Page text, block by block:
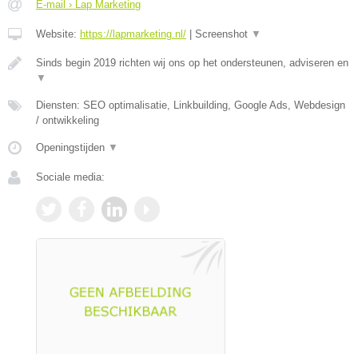
E-mail › Lap Marketing
Website: https://lapmarketing.nl/ Screenshot ▼
Sinds begin 2019 richten wij ons op het ondersteunen, adviseren en
▼
Diensten: SEO optimalisatie, Linkbuilding, Google Ads, Webdesign
/ ontwikkeling
Openingstijden ▼
Sociale media: